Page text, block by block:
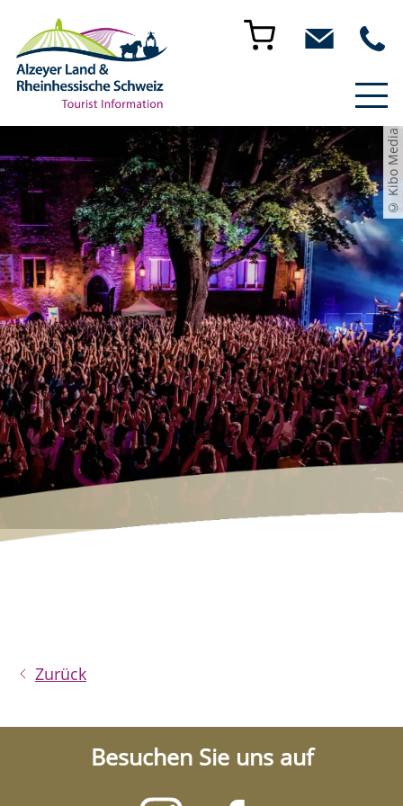
© Kibo Media
Zurück
Besuchen Sie uns auf
Besuchen
Besuchen